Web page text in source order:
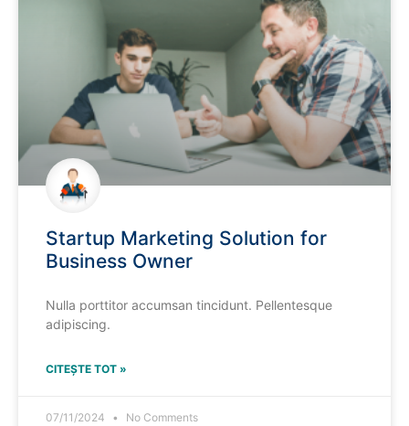
Startup Marketing Solution for
Business Owner
Nulla porttitor accumsan tincidunt. Pellentesque
adipiscing.
CITEȘTE TOT »
07/11/2024 No Comments